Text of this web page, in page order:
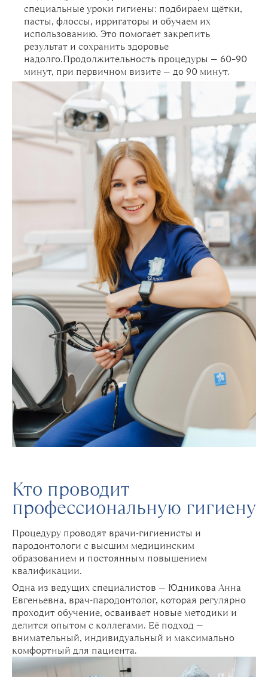
специальные уроки гигиены: подбираем щётки,
пасты, флоссы, ирригаторы и обучаем их
использованию. Это помогает закрепить
результат и сохранить здоровье
надолго.Продолжительность процедуры — 60–90
минут, при первичном визите — до 90 минут.
Кто проводит
профессиональную гигиену
Процедуру проводят врачи-гигиенисты и
пародонтологи с высшим медицинским
образованием и постоянным повышением
квалификации.
Одна из ведущих специалистов — Юдникова Анна
Евгеньевна, врач-пародонтолог, которая регулярно
проходит обучение, осваивает новые методики и
делится опытом с коллегами. Её подход —
внимательный, индивидуальный и максимально
комфортный для пациента.